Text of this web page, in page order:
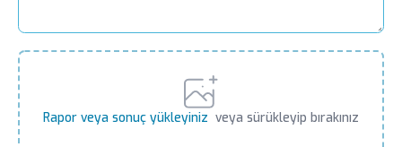
Rapor veya sonuç yükleyiniz veya sürükleyip bırakınız